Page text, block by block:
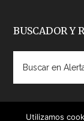
BUSCADOR Y
AlertaTierra.com
Utilizamos